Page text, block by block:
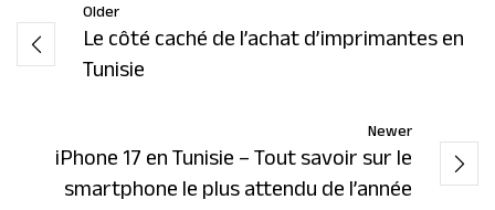
Older
Le côté caché de l’achat d’imprimantes en
Tunisie
Newer
iPhone 17 en Tunisie – Tout savoir sur le
smartphone le plus attendu de l’année